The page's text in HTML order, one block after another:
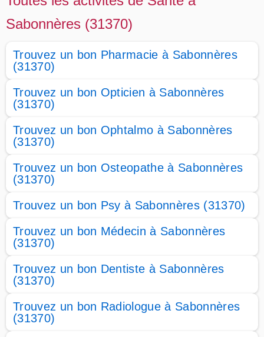
Sabonnères (31370)
Trouvez un bon Pharmacie à Sabonnères
(31370)
Trouvez un bon Opticien à Sabonnères
(31370)
Trouvez un bon Ophtalmo à Sabonnères
(31370)
Trouvez un bon Osteopathe à Sabonnères
(31370)
Trouvez un bon Psy à Sabonnères (31370)
Trouvez un bon Médecin à Sabonnères
(31370)
Trouvez un bon Dentiste à Sabonnères
(31370)
Trouvez un bon Radiologue à Sabonnères
(31370)